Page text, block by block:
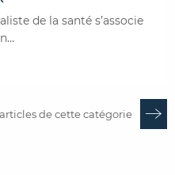
de la santé s’associe
de cette catégorie